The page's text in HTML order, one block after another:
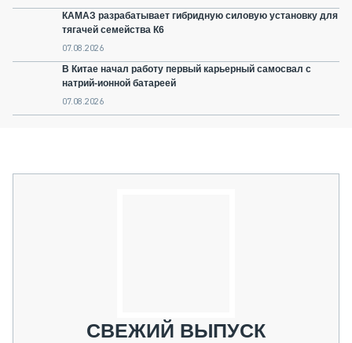
КАМАЗ разрабатывает гибридную силовую установку для
тягачей семейства К6
07.08.2026
В Китае начал работу первый карьерный самосвал с
натрий-ионной батареей
07.08.2026
СВЕЖИЙ ВЫПУСК